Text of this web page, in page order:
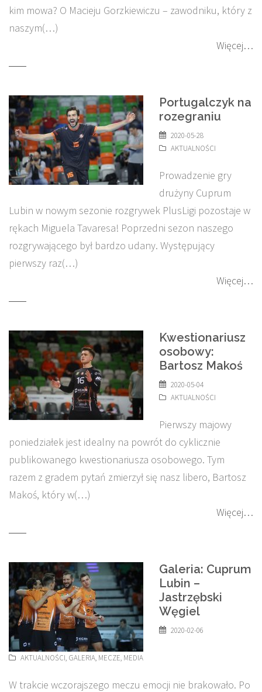
kim mowa? O Macieju Gorzkiewiczu – zawodniku, który z
naszym(…)
Więcej…
Portugalczyk na
rozegraniu
2020-05-28
AKTUALNOŚCI
Prowadzenie gry
drużyny Cuprum
Lubin w nowym sezonie rozgrywek PlusLigi pozostaje w
rękach Miguela Tavaresa! Poprzedni sezon naszego
rozgrywającego był bardzo udany. Występujący
pierwszy raz(…)
Więcej…
Kwestionariusz
osobowy:
Bartosz Makoś
2020-05-04
AKTUALNOŚCI
Pierwszy majowy
poniedziałek jest idealny na powrót do cyklicznie
publikowanego kwestionariusza osobowego. Tym
razem z gradem pytań zmierzył się nasz libero, Bartosz
Makoś, który w(…)
Więcej…
Galeria: Cuprum
Lubin –
Jastrzębski
Węgiel
2020-02-06
AKTUALNOŚCI, GALERIA, MECZE, MEDIA
W trakcie wczorajszego meczu emocji nie brakowało. Po